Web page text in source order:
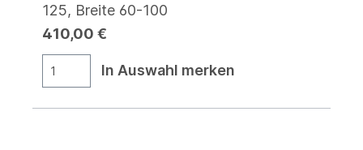
125, Breite 60-100
410,00 €
In Auswahl merken